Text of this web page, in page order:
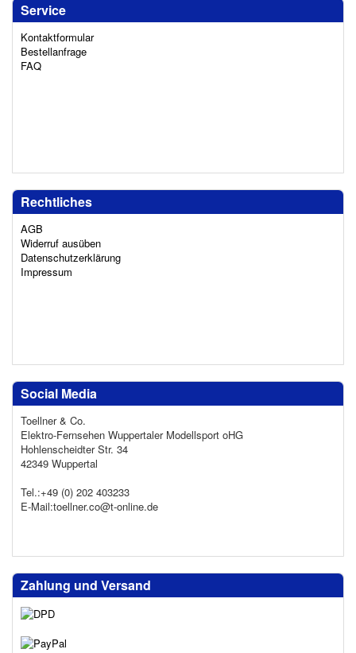
Service
Kontaktformular
Bestellanfrage
FAQ
Rechtliches
AGB
Widerruf ausüben
Datenschutzerklärung
Impressum
Social Media
Toellner & Co.
Elektro-Fernsehen Wuppertaler Modellsport oHG
Hohlenscheidter Str. 34
42349 Wuppertal
Tel.:+49 (0) 202 403233
E-Mail:toellner.co@t-online.de
Zahlung und Versand